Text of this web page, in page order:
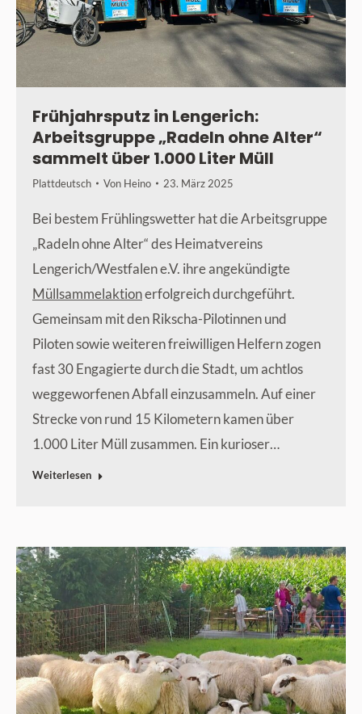
Frühjahrsputz in Lengerich:
Arbeitsgruppe „Radeln ohne Alter“
sammelt über 1.000 Liter Müll
Plattdeutsch Von Heino 23. März 2025
Bei bestem Frühlingswetter hat die Arbeitsgruppe
„Radeln ohne Alter“ des Heimatvereins
Lengerich/Westfalen e.V. ihre angekündigte
Müllsammelaktionerfolgreich durchgeführt.
Gemeinsam mit den Rikscha-Pilotinnen und
Piloten sowie weiteren freiwilligen Helfern zogen
fast 30 Engagierte durch die Stadt, um achtlos
weggeworfenen Abfall einzusammeln. Auf einer
Strecke von rund 15 Kilometern kamen über
1.000 Liter Müll zusammen. Ein kurioser…
Weiterlesen